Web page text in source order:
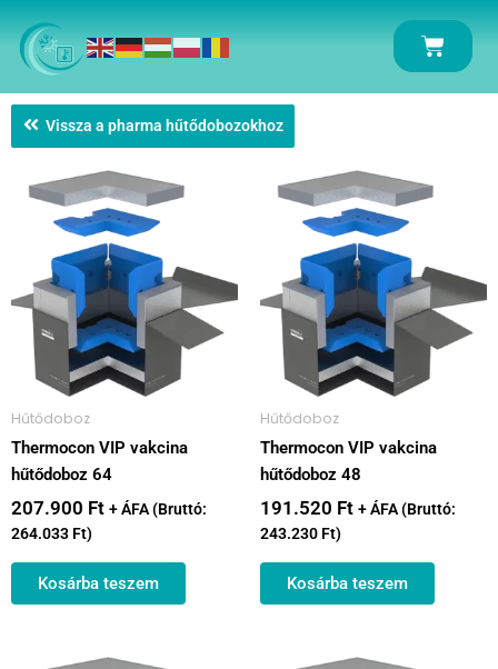
Skip
to
content
Kosár
Vissza a pharma hűtődobozokhoz
Hűtődoboz
Thermocon VIP vakcina
hűtődoboz 64
207.900 Ft + ÁFA (Bruttó:
264.033 Ft)
Kosárba teszem
Hűtődoboz
Thermocon VIP vakcina
hűtődoboz 48
191.520 Ft + ÁFA (Bruttó:
243.230 Ft)
Kosárba teszem